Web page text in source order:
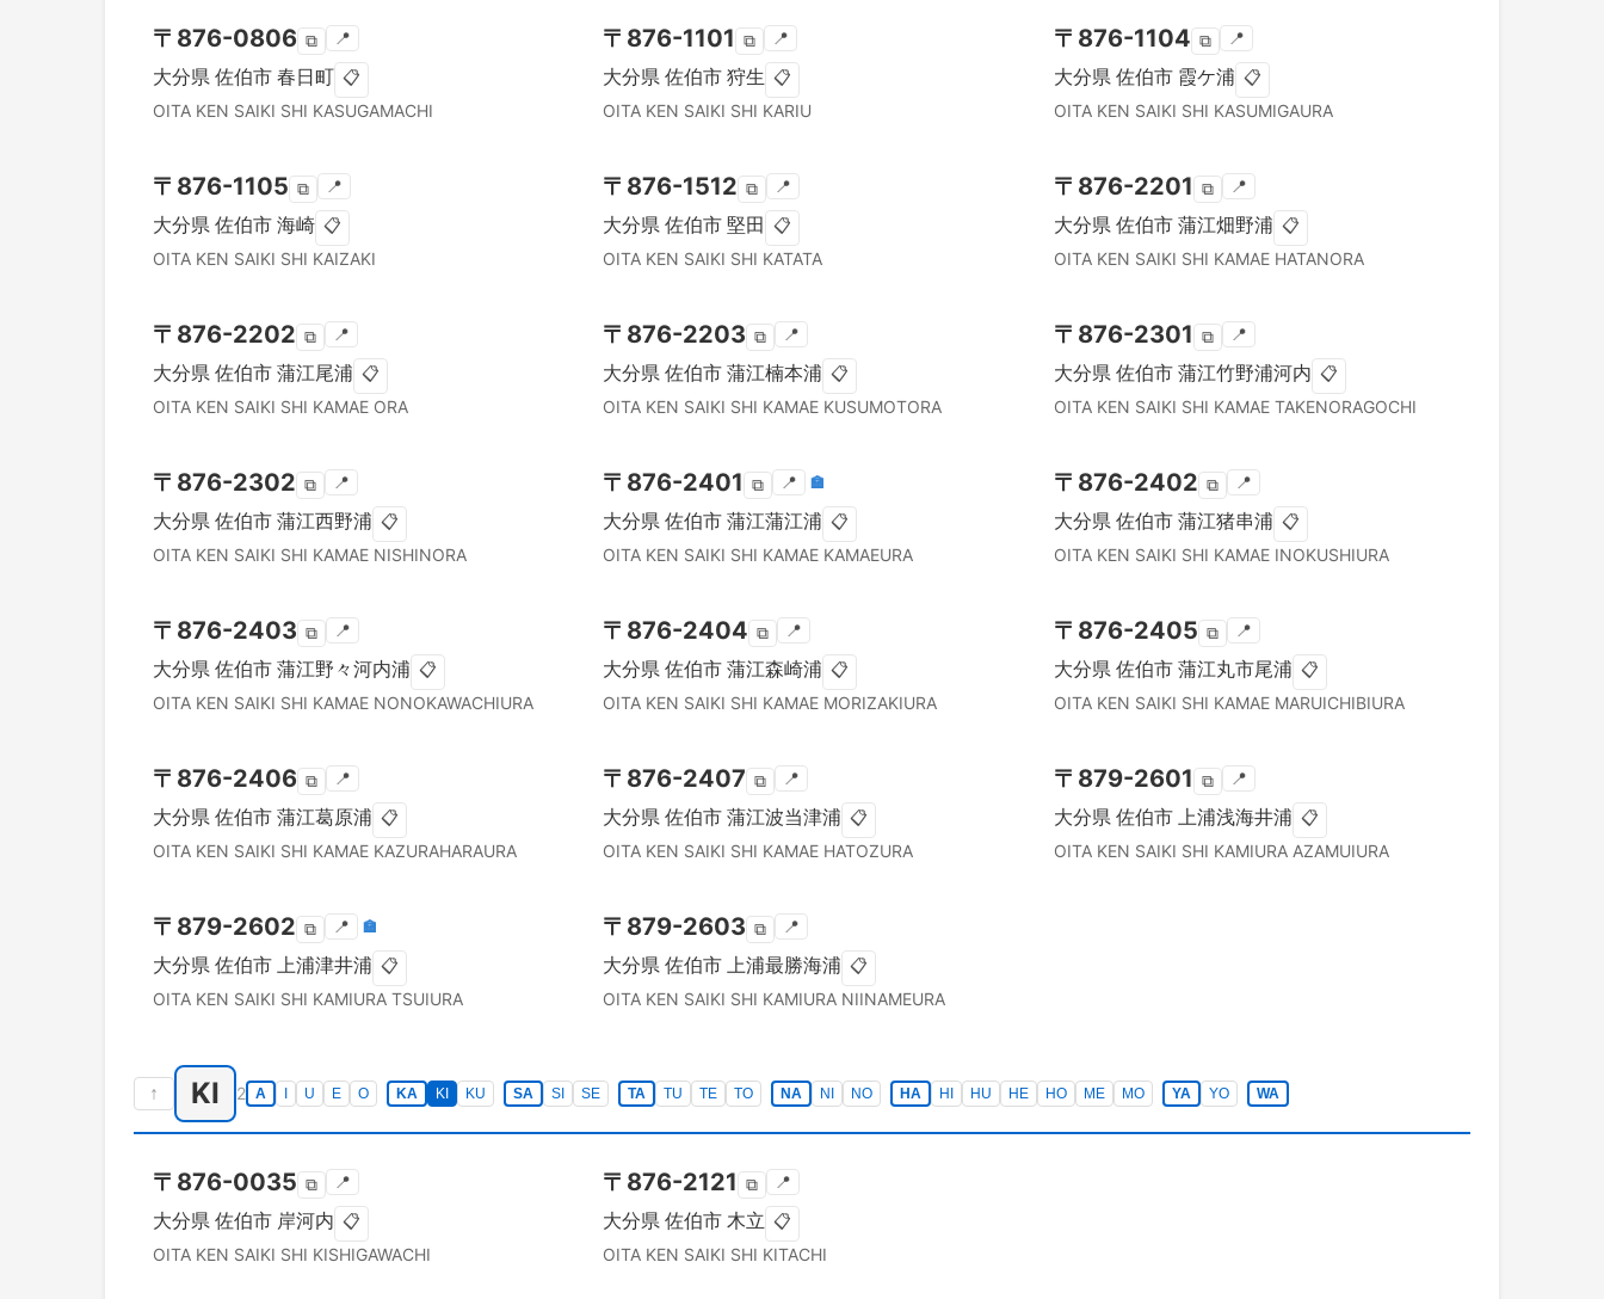
〒 876-0806 ⧉ 📍
大分県 佐伯市 春日町 📋
OITA KEN SAIKI SHI KASUGAMACHI
〒 876-1101 ⧉ 📍
大分県 佐伯市 狩生 📋
OITA KEN SAIKI SHI KARIU
〒 876-1104 ⧉ 📍
大分県 佐伯市 霞ケ浦 📋
OITA KEN SAIKI SHI KASUMIGAURA
〒 876-1105 ⧉ 📍
大分県 佐伯市 海崎 📋
OITA KEN SAIKI SHI KAIZAKI
〒 876-1512 ⧉ 📍
大分県 佐伯市 堅田 📋
OITA KEN SAIKI SHI KATATA
〒 876-2201 ⧉ 📍
大分県 佐伯市 蒲江畑野浦 📋
OITA KEN SAIKI SHI KAMAE HATANORA
〒 876-2202 ⧉ 📍
大分県 佐伯市 蒲江尾浦 📋
OITA KEN SAIKI SHI KAMAE ORA
〒 876-2203 ⧉ 📍
大分県 佐伯市 蒲江楠本浦 📋
OITA KEN SAIKI SHI KAMAE KUSUMOTORA
〒 876-2301 ⧉ 📍
大分県 佐伯市 蒲江竹野浦河内 📋
OITA KEN SAIKI SHI KAMAE TAKENORAGOCHI
〒 876-2302 ⧉ 📍
大分県 佐伯市 蒲江西野浦 📋
OITA KEN SAIKI SHI KAMAE NISHINORA
〒 876-2401 ⧉ 📍 🏣
大分県 佐伯市 蒲江蒲江浦 📋
OITA KEN SAIKI SHI KAMAE KAMAEURA
〒 876-2402 ⧉ 📍
大分県 佐伯市 蒲江猪串浦 📋
OITA KEN SAIKI SHI KAMAE INOKUSHIURA
〒 876-2403 ⧉ 📍
大分県 佐伯市 蒲江野々河内浦 📋
OITA KEN SAIKI SHI KAMAE NONOKAWACHIURA
〒 876-2404 ⧉ 📍
大分県 佐伯市 蒲江森崎浦 📋
OITA KEN SAIKI SHI KAMAE MORIZAKIURA
〒 876-2405 ⧉ 📍
大分県 佐伯市 蒲江丸市尾浦 📋
OITA KEN SAIKI SHI KAMAE MARUICHIBIURA
〒 876-2406 ⧉ 📍
大分県 佐伯市 蒲江葛原浦 📋
OITA KEN SAIKI SHI KAMAE KAZURAHARAURA
〒 876-2407 ⧉ 📍
大分県 佐伯市 蒲江波当津浦 📋
OITA KEN SAIKI SHI KAMAE HATOZURA
〒 879-2601 ⧉ 📍
大分県 佐伯市 上浦浅海井浦 📋
OITA KEN SAIKI SHI KAMIURA AZAMUIURA
〒 879-2602 ⧉ 📍 🏣
大分県 佐伯市 上浦津井浦 📋
OITA KEN SAIKI SHI KAMIURA TSUIURA
〒 879-2603 ⧉ 📍
大分県 佐伯市 上浦最勝海浦 📋
OITA KEN SAIKI SHI KAMIURA NIINAMEURA
↑ KI 2 A U E O KA KI KU SA SI SE TA TU TE TO NA NI NO HA HI HU HE HO ME MO YA YO WA
〒 876-0035 ⧉ 📍
大分県 佐伯市 岸河内 📋
OITA KEN SAIKI SHI KISHIGAWACHI
〒 876-2121 ⧉ 📍
大分県 佐伯市 木立 📋
OITA KEN SAIKI SHI KITACHI